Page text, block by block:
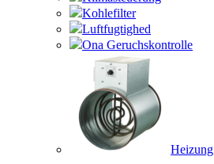
Kohlefilter
Luftfugtighed
Ona Geruchskontrolle
Heizung